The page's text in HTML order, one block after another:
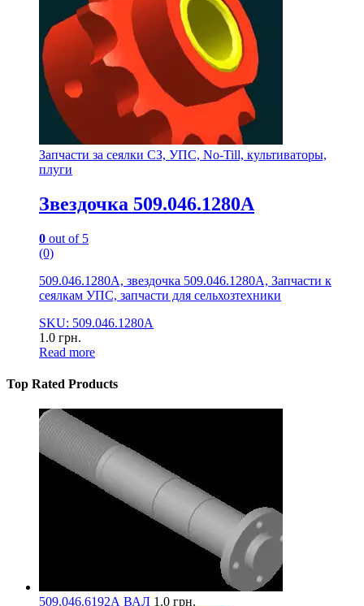
Запчасти за сеялки СЗ, УПС, No-Till, культиваторы,
плуги
Звездочка 509.046.1280А
0 out of 5
(0)
509.046.1280А, звездочка 509.046.1280А, Запчасти к
сеялкам УПС, запчасти для сельхозтехники
SKU: 509.046.1280А
1.0 грн.
Read more
Top Rated Products
509.046.6192А ВАЛ 1.0 грн.